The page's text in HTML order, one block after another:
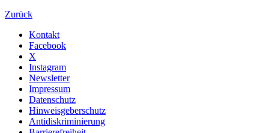
Zurück
Kontakt
Facebook
X
Instagram
Newsletter
Impressum
Datenschutz
Hinweisgeberschutz
Antidiskriminierung